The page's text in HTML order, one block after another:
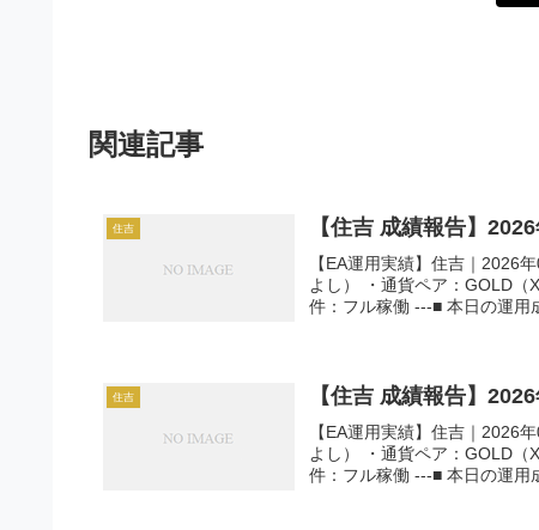
関連記事
住吉 【住吉 成績報告】
【EA運用実績】住吉｜2026
よし） ・通貨ペア：GOLD（
件：フル稼働 ---■ 本日の運用
住吉 【住吉 成績報告】
【EA運用実績】住吉｜2026
よし） ・通貨ペア：GOLD（
件：フル稼働 ---■ 本日の運用